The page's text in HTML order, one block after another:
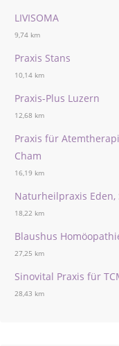
LIVISOMA
9,74 km
Praxis Stans
10,14 km
Praxis-Plus Luzern
12,68 km
Praxis für
Cham
16,19 km
Naturheilpraxis
18,22 km
Blaushus
27,25 km
Sinovital Praxis für
28,43 km